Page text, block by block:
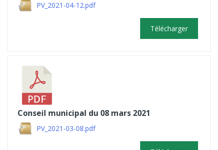
PV_2021-04-12.pdf
Télécharger
Conseil municipal du 08 mars 2021
PV_2021-03-08.pdf